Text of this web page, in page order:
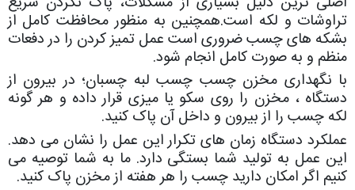
تراوشات و لکه است.همچنین به منظور محافظت کامل از
بشکه های چسب ضروری است عمل تمیز کردن را در دفعات
منظم و به صورت کامل انجام شود.
با نگهداری مخزن چسب چسب لبه چسبان؛ در بیرون از
دستگاه ، مخزن را روی سکو یا میزی قرار داده و هر گونه
لکه چسب را از بیرون و داخل آن پاک کنید.
عملکرد دستگاه زمان های تکرار این عمل را نشان می دهد.
این عمل به تولید شما بستگی دارد. ما به شما توصیه می
کنیم اگر امکان دارید چسب را هر هفته از مخزن پاک کنید.